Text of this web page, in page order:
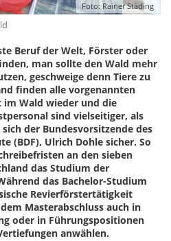
Foto: Rainer Städing
Beruf der Welt, Förster oder
man sollte den Wald mehr
geschweige denn Tiere zu
finden alle vorgenannten
Wald wieder und die
sind vielseitiger, als
der Bundesvorsitzende des
(BDF), Ulrich Dohle sicher. So
an den sieben
das Studium der
das Bachelor-Studium
Revierförstertätigkeit
Masterabschluss auch in
oder in Führungspositionen
anwählen.